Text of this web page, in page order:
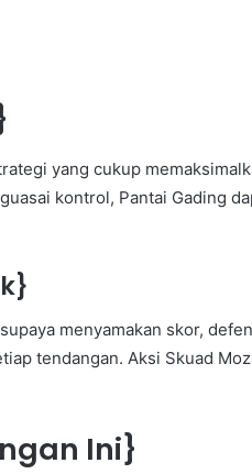
yang cukup
kontrol, Pantai Gading
menyamakan skor,
tendangan. Aksi Skuad
Ini}